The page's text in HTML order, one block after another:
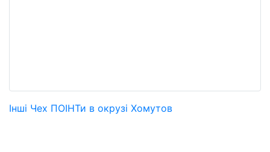
Інші Чех ПОІНТи в окрузі Хомутов